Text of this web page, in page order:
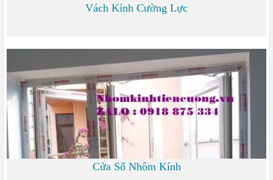
Vách Kính Cường Lực
Cửa Sổ Nhôm Kính